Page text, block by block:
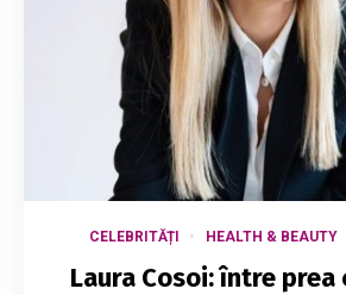
CELEBRITĂȚI HEALTH & BEAUTY
Laura Cosoi: între prea